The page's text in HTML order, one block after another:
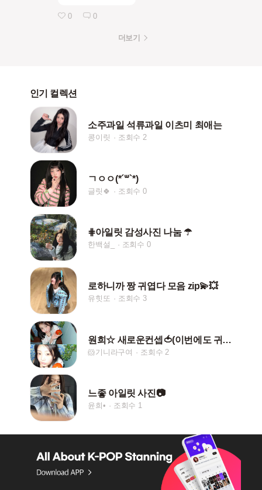
0 0
더보기
인기 컬렉션
소주과일 석류과일 이츠미 최애는
콩이릿 조회수 2
ㄱㅇㅇ(*´꒳`*)
글릿🍀 조회수 0
⋕아일릿 감성사진 나눔 ☂︎
한백설_ 조회수 0
로하니까 짱 귀엽다 모음 zip💫💥
유힛또 조회수 3
원희☆ 새로운컨셉🍅(이번에도 귀염 ..걤성)
🐹기니라구여 조회수 2
느좋 아일릿 사진📷
윤희• 조회수 1